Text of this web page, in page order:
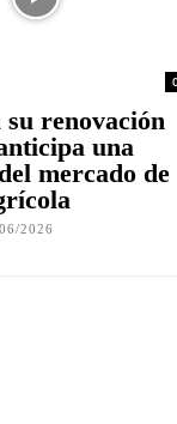
su renovación
una
mercado de
2026